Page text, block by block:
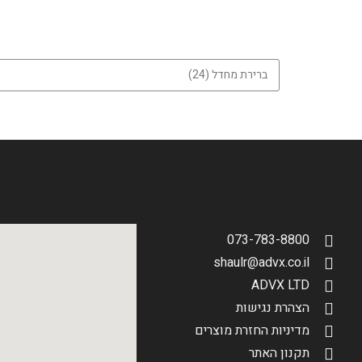
073-783-8800
shaulr@advx.co.il
ADVX LTD
הצהרת נגישות
מדיניות החזרת מוצרים
תקנון האתר